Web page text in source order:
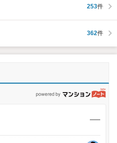
253件
362件